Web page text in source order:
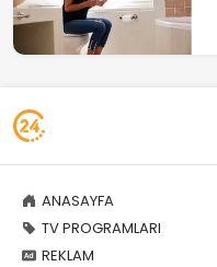
ANASAYFA
TV PROGRAMLARI
REKLAM